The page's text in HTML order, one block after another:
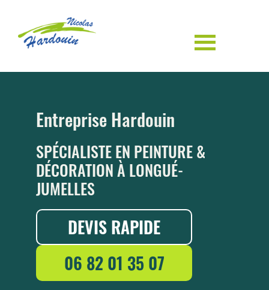
contenu
principal
pied
de
Entreprise Hardouin
SPÉCIALISTE EN PEINTURE &
DÉCORATION À LONGUÉ-
JUMELLES
DEVIS RAPIDE
06 82 01 35 07